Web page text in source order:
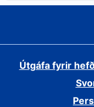
Útgáfa fyrir